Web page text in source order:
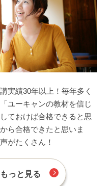
実績30年以上！毎年多く
ユーキャンの教材を信じ
ておけば合格できると思
ら合格できたと思いま
がたくさん！
っと見る